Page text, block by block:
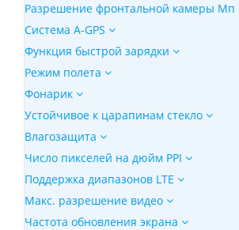
Разрешение фронтальной камеры Мп
Cистема A-GPS
Функция быстрой зарядки
Режим полета
Фонарик
Устойчивое к царапинам стекло
Влагозащита
Число пикселей на дюйм PPI
Поддержка диапазонов LTE
Макс. разрешение видео
Частота обновления экрана